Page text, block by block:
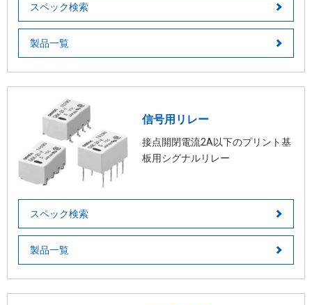
スペック検索
製品一覧
信号用リレー
接点開閉電流2A以下のプリント基
板用シグナルリレー
スペック検索
製品一覧